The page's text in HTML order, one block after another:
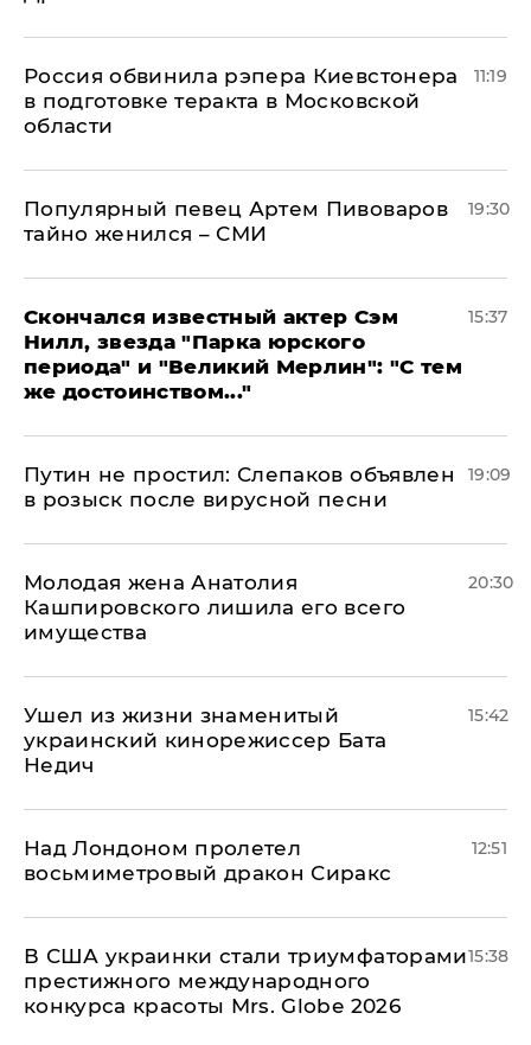
Россия обвинила рэпера Киевстонера
в подготовке теракта в Московской
области
11:19
Популярный певец Артем Пивоваров
тайно женился – СМИ
19:30
Скончался известный актер Сэм
Нилл, звезда "Парка юрского
периода" и "Великий Мерлин": "С тем
же достоинством..."
15:37
Путин не простил: Слепаков объявлен
в розыск после вирусной песни
19:09
Молодая жена Анатолия
Кашпировского лишила его всего
имущества
20:30
Ушел из жизни знаменитый
украинский кинорежиссер Бата
Недич
15:42
Над Лондоном пролетел
восьмиметровый дракон Сиракс
12:51
В США украинки стали триумфаторами
престижного международного
конкурса красоты Mrs. Globe 2026
15:38